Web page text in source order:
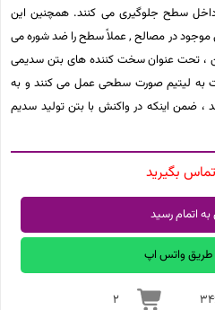
سطح جلوگیری می‌ کنند. همچنین این
در مصالح , عملاً سطح را ضد شوره می‌
، تحت عنوان سخت کننده های بتن سدیمی
به لیتیم صورت سطحی عمل می کنند و به
، ضمن اینکه در واکنش با بتن تولید سدیم
تماس بگیرید
اتمام رسید
طریق واتس اپ
2